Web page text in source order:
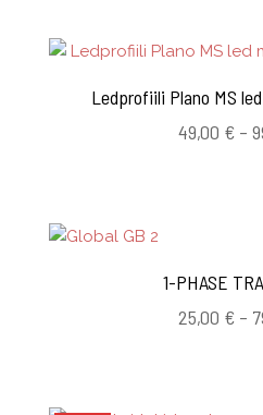
Ledprofiili Plano MS
49,00 € –
1-PHASE
25,00 € –